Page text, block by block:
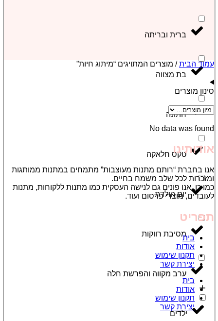
ברית ובריתה
בת מצווה
חתונה
טקס חלאקה
יום הולדת
מסיבת רווקות
ערב מקווה והפרשת חלה
ילדים
עמוד הבית/ מוצרים המתויגים “מיתוג חיות”
סינון מוצרים
No data was found
אודותינו
אנו בחברת “רותם מתנות מעוצבות” מתמחים במתנות ממותגות
ומזכרות לכל שלב משמח בחיים.
כמו כן, אנו פונים גם לנישה העסקית כמו מתנות ללקוחות, מתנות
לעובדים, מוצרי פרסום ועוד.
תפריט
בית
אודות
תקנון שימוש
יצירת קשר
בית
אודות
תקנון שימוש
יצירת קשר